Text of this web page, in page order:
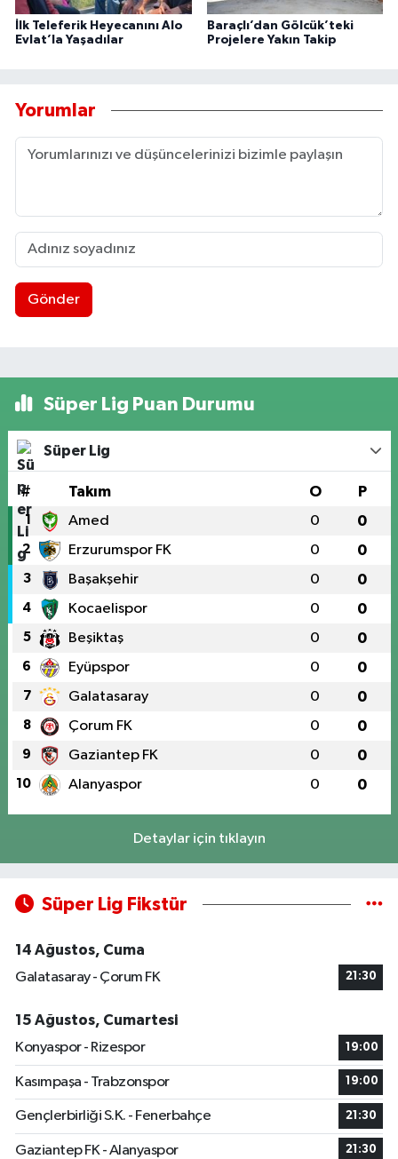
İlk Teleferik Heyecanını Alo
Evlat’la Yaşadılar
Baraçlı’dan Gölcük’teki
Projelere Yakın Takip
Yorumlar
Gönder
Süper Lig Puan Durumu
Süper Lig
# Takım O P
1 Amed 0 0
2 Erzurumspor FK 0 0
3 Başakşehir 0 0
4 Kocaelispor 0 0
5 Beşiktaş 0 0
6 Eyüpspor 0 0
7 Galatasaray 0 0
8 Çorum FK 0 0
9 Gaziantep FK 0 0
10 Alanyaspor 0 0
Detaylar için tıklayın
Süper Lig Fikstür
14 Ağustos, Cuma
Galatasaray - Çorum FK
21:30
15 Ağustos, Cumartesi
Konyaspor - Rizespor
19:00
Kasımpaşa - Trabzonspor 19:00
Gençlerbirliği S.K. - Fenerbahçe 21:30
Gaziantep FK - Alanyaspor 21:30